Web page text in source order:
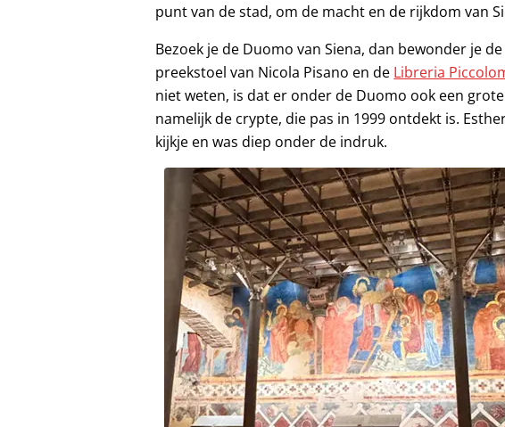
punt van de stad, om de macht en de rijkdom van
Bezoek je de Duomo van Siena, dan bewonder je
preekstoel van Nicola Pisano en de Libreria
niet weten, is dat er onder de Duomo ook een
namelijk de crypte, die pas in 1999 ontdekt is.
kijkje en was diep onder de indruk.